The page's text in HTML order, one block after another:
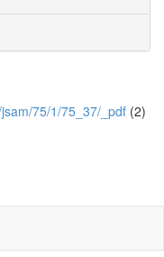
75/1/75_37/_pdf (2)